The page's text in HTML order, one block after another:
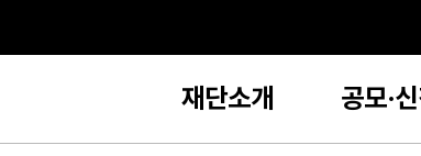
재단소개 공모·